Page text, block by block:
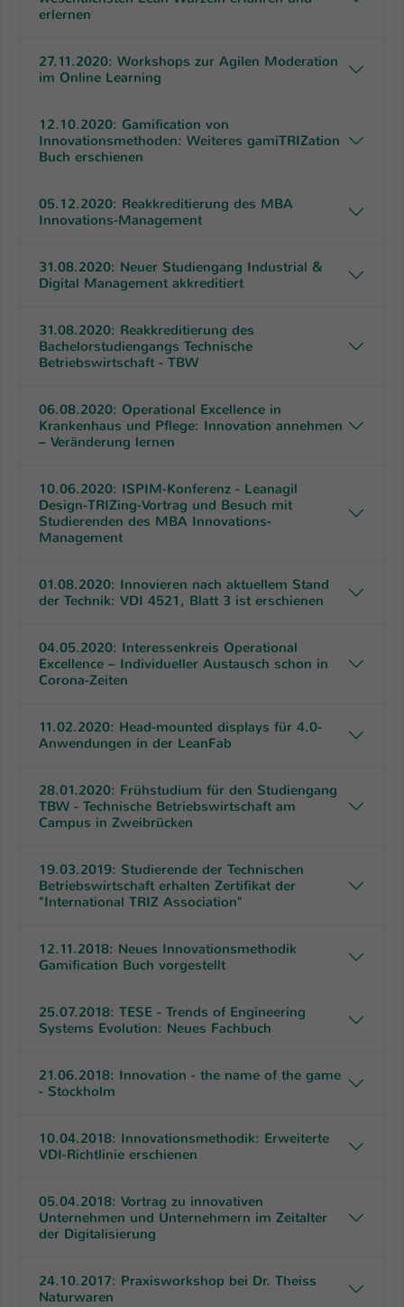
erlernen
27.11.2020: Workshops zur Agilen Moderation
im Online Learning
12.10.2020: Gamification von
Innovationsmethoden: Weiteres gamiTRIZation
Buch erschienen
05.12.2020: Reakkreditierung des MBA
Innovations-Management
31.08.2020: Neuer Studiengang Industrial &
Digital Management akkreditiert
31.08.2020: Reakkreditierung des
Bachelorstudiengangs Technische
Betriebswirtschaft - TBW
06.08.2020: Operational Excellence in
Krankenhaus und Pflege: Innovation annehmen
– Veränderung lernen
10.06.2020: ISPIM-Konferenz - Leanagil
Design-TRIZing-Vortrag und Besuch mit
Studierenden des MBA Innovations-
Management
01.08.2020: Innovieren nach aktuellem Stand
der Technik: VDI 4521, Blatt 3 ist erschienen
04.05.2020: Interessenkreis Operational
Excellence – Individueller Austausch schon in
Corona-Zeiten
11.02.2020: Head-mounted displays für 4.0-
Anwendungen in der LeanFab
28.01.2020: Frühstudium für den Studiengang
TBW - Technische Betriebswirtschaft am
Campus in Zweibrücken
19.03.2019: Studierende der Technischen
Betriebswirtschaft erhalten Zertifikat der
"International TRIZ Association"
12.11.2018: Neues Innovationsmethodik
Gamification Buch vorgestellt
25.07.2018: TESE - Trends of Engineering
Systems Evolution: Neues Fachbuch
21.06.2018: Innovation - the name of the game
- Stockholm
10.04.2018: Innovationsmethodik: Erweiterte
VDI-Richtlinie erschienen
05.04.2018: Vortrag zu innovativen
Unternehmen und Unternehmern im Zeitalter
der Digitalisierung
24.10.2017: Praxisworkshop bei Dr. Theiss
Naturwaren